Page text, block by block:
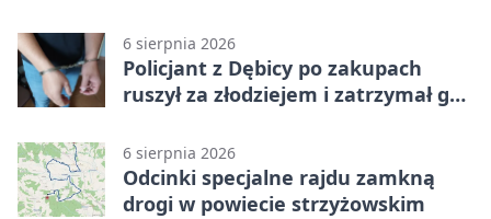
6 sierpnia 2026
Policjant z Dębicy po zakupach
ruszył za złodziejem i zatrzymał go
6 sierpnia 2026
Odcinki specjalne rajdu zamkną
drogi w powiecie strzyżowskim